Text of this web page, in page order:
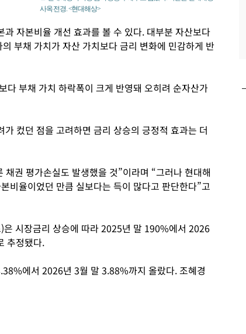
사옥 전경. <현대해상>
자본비율 개선 효과를 볼 수 있다. 대부분 자산보다
부채 가치가 자산 가치보다 금리 변화에 민감하게 반
다 부채 가치 하락폭이 크게 반영돼 오히려 순자산가
컸던 점을 고려하면 금리 상승의 긍정적 효과는 더
채권 평가손실도 발생했을 것”이라며 “그러나 현대해
비율이었던 만큼 실보다는 득이 많다고 판단한다”고
은 시장금리 상승에 따라 2025년 말 190%에서 2026
추정됐다.
에서 2026년 3월 말 3.88%까지 올랐다. 조혜경